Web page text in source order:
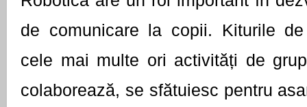
de comunicare la copii. Kiturile
cele mai multe ori activități de
colaborează, se sfătuiesc pentru